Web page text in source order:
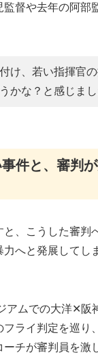
督や去年の阿部
け、若い指揮官
かな？と感じまし
件と、審判
、こうした審判
力へと発展してし
アムでの大洋✕阪
フライ判定を巡り
ーチが審判員を激